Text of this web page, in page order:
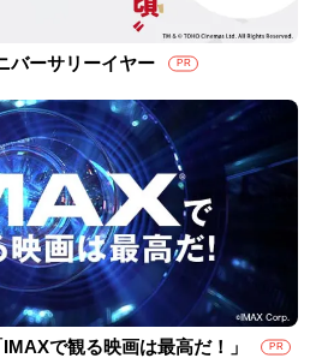
バーサリーイヤー PR
で観る映画は最高だ！」 PR